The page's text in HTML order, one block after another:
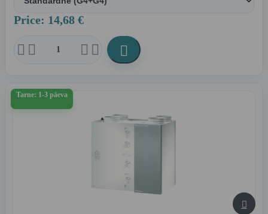
Price: 14,68 €
    
Tarne: 1-3 päeva
